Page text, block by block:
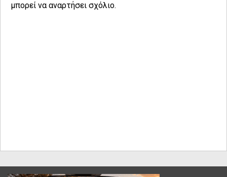
μπορεί να αναρτήσει σχόλιο.